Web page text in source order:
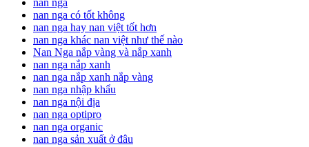
nan nga
nan nga có tốt không
nan nga hay nan việt tốt hơn
nan nga khác nan việt như thế nào
Nan Nga nắp vàng và nắp xanh
nan nga nắp xanh
nan nga nắp xanh nắp vàng
nan nga nhập khẩu
nan nga nội địa
nan nga optipro
nan nga organic
nan nga sản xuất ở đâu